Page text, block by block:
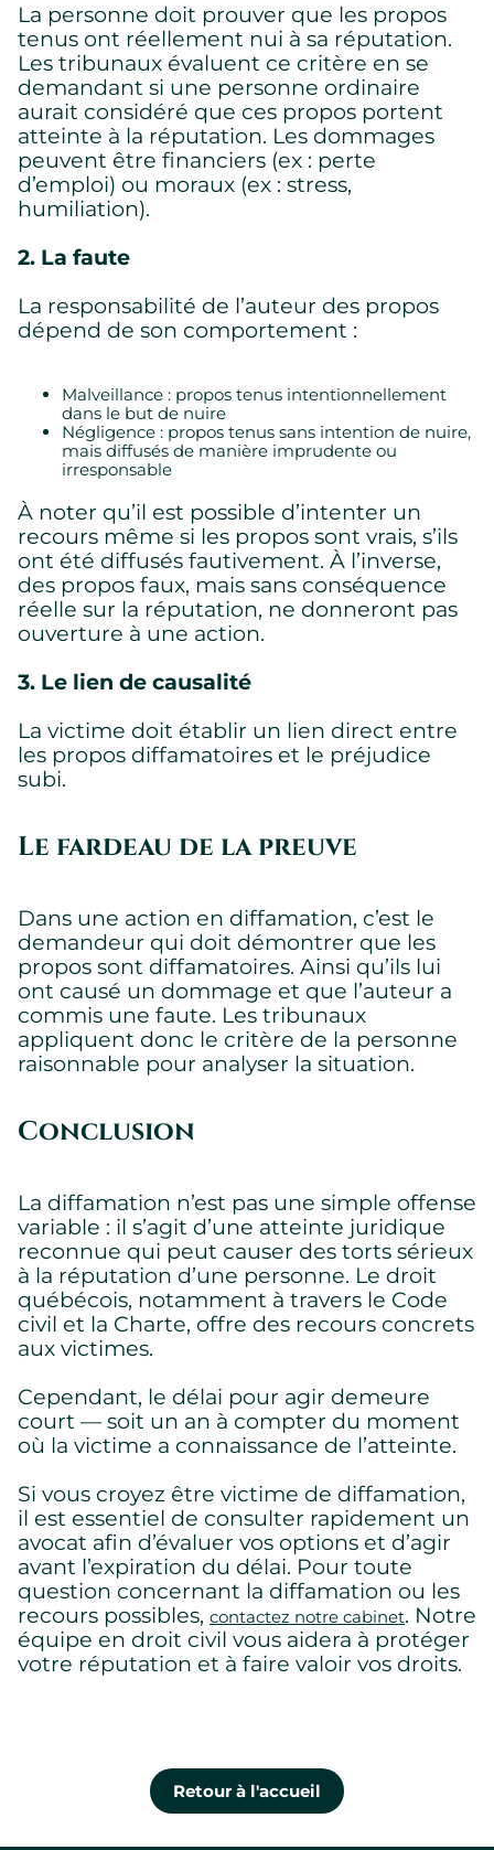
La personne doit prouver que les propos
tenus ont réellement nui à sa réputation.
Les tribunaux évaluent ce critère en se
demandant si une personne ordinaire
aurait considéré que ces propos portent
atteinte à la réputation. Les dommages
peuvent être financiers (ex : perte
d’emploi) ou moraux (ex : stress,
humiliation).
2. La faute
La responsabilité de l’auteur des propos
dépend de son comportement :
Malveillance : propos tenus intentionnellement
dans le but de nuire
Négligence : propos tenus sans intention de nuire,
mais diffusés de manière imprudente ou
irresponsable
À noter qu’il est possible d’intenter un
recours même si les propos sont vrais, s’ils
ont été diffusés fautivement. À l’inverse,
des propos faux, mais sans conséquence
réelle sur la réputation, ne donneront pas
ouverture à une action.
3. Le lien de causalité
La victime doit établir un lien direct entre
les propos diffamatoires et le préjudice
subi.
Le fardeau de la preuve
Dans une action en diffamation, c’est le
demandeur qui doit démontrer que les
propos sont diffamatoires. Ainsi qu’ils lui
ont causé un dommage et que l’auteur a
commis une faute. Les tribunaux
appliquent donc le critère de la personne
raisonnable pour analyser la situation.
Conclusion
La diffamation n’est pas une simple offense
variable : il s’agit d’une atteinte juridique
reconnue qui peut causer des torts sérieux
à la réputation d’une personne. Le droit
québécois, notamment à travers le Code
civil et la Charte, offre des recours concrets
aux victimes.
Cependant, le délai pour agir demeure
court — soit un an à compter du moment
où la victime a connaissance de l’atteinte.
Si vous croyez être victime de diffamation,
il est essentiel de consulter rapidement un
avocat afin d’évaluer vos options et d’agir
avant l’expiration du délai. Pour toute
question concernant la diffamation ou les
recours possibles, contactez notre cabinet. Notre
équipe en droit civil vous aidera à protéger
votre réputation et à faire valoir vos droits.
Retour à l'accueil
Paramètres des témoins
Nous utilisons des témoins sur ce site Web. Certains sont
essentiels, d’autres ne le sont pas.
Veuillez consulter notre
comment nous collectons, utilisons et protégeons vos
Web.
Témoins requis permettant au site de fonctionner
correctement.
Montrer les détails des témoins